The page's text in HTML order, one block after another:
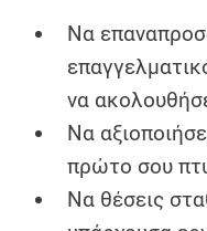
Να
να
Να
πρώτο σου
Να θέσεις